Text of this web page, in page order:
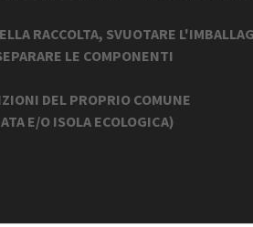
RACCOLTA, SVUOTARE
LE COMPONENTI
DEL PROPRIO COMUNE
E/O ISOLA ECOLOGICA)